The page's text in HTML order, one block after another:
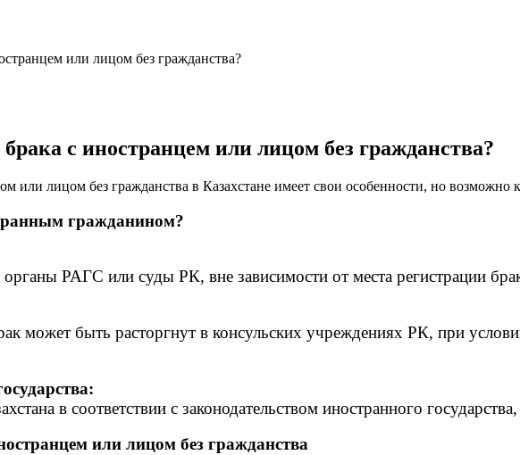
или лицом без гражданства?
с иностранцем или лицом без гражданства?
или лицом без гражданства в Казахстане имеет свои особенности, но возможно
гражданином?
органы РАГС или суды РК, вне зависимости от места регистрации
может быть расторгнут в консульских учреждениях РК, при
в соответствии с законодательством иностранного
или лицом без гражданства